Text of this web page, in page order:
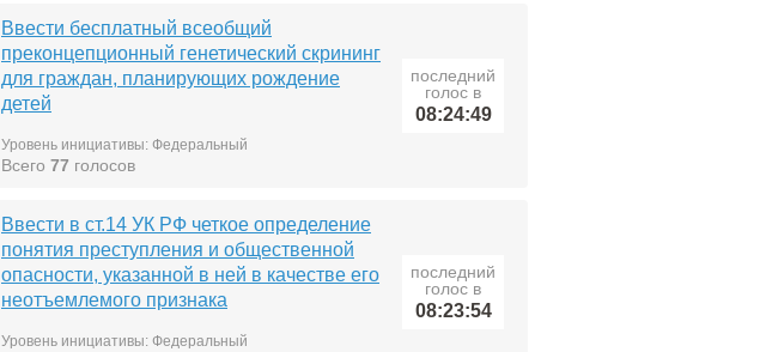
последний
голос в
08:24:49
Ввести бесплатный всеобщий
преконцепционный генетический скрининг
для граждан, планирующих рождение
детей
Уровень инициативы: Федеральный
Всего 77 голосов
последний
голос в
08:23:54
Ввести в ст.14 УК РФ четкое определение
понятия преступления и общественной
опасности, указанной в ней в качестве его
неотъемлемого признака
Уровень инициативы: Федеральный